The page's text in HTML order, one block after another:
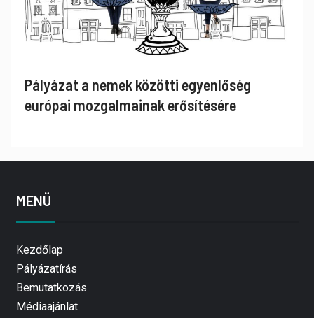
Pályázat a nemek közötti egyenlőség
európai mozgalmainak erősítésére
MENÜ
Kezdőlap
Pályázatírás
Bemutatkozás
Médiaajánlat